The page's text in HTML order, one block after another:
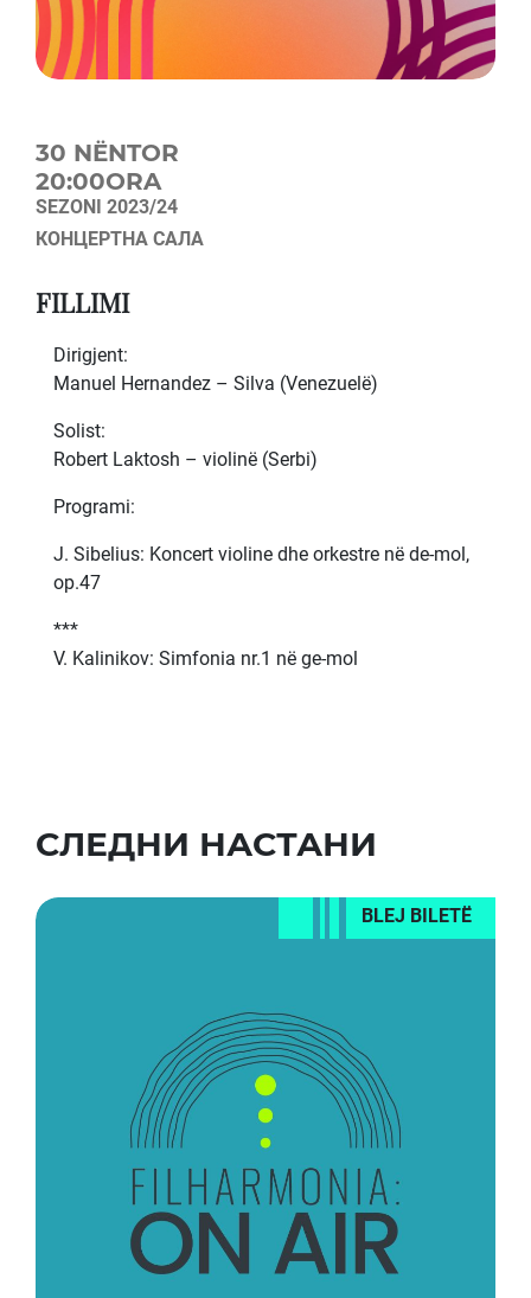
30 NËNTOR
20:00ORA
SEZONI 2023/24
КОНЦЕРТНА САЛА
FILLIMI
Dirigjent:
Manuel Hernandez – Silva (Venezuelë)
Solist:
Robert Laktosh – violinë (Serbi)
Programi:
Ј. Sibelius: Koncert violine dhe orkestre në de-mol,
op.47
***
V. Kalinikov: Simfonia nr.1 në ge-mol
СЛЕДНИ НАСТАНИ
BLEJ BILETË